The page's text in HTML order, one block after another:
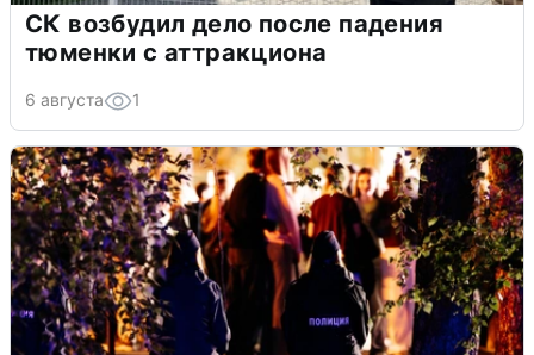
СК возбудил дело после падения
тюменки с аттракциона
6 августа 1